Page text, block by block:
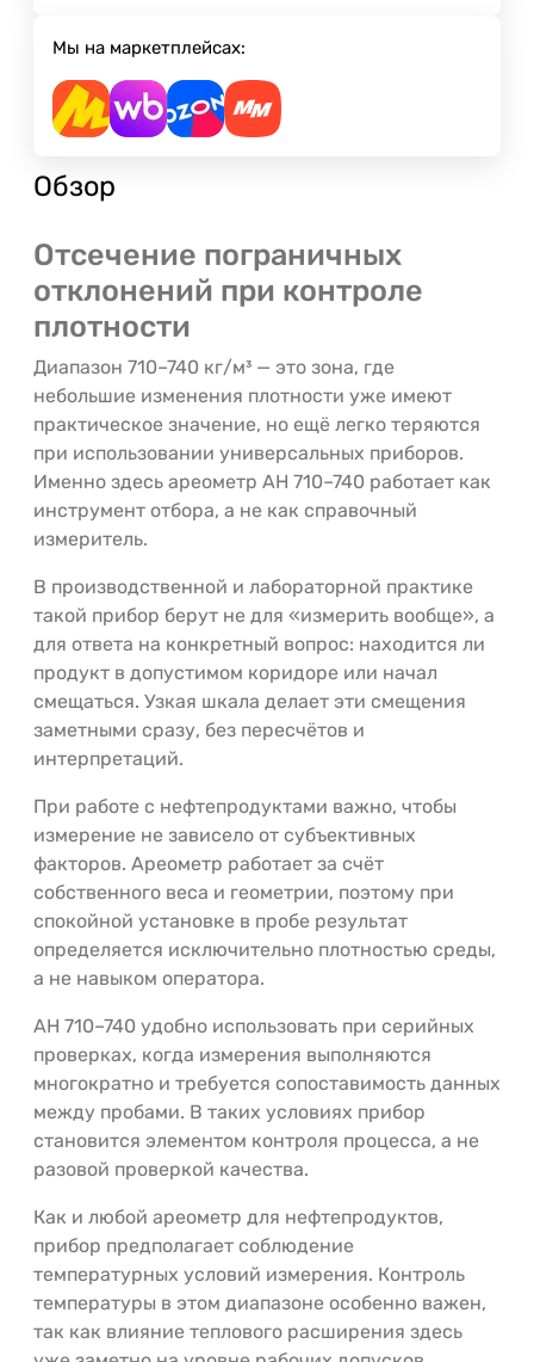
Мы на маркетплейсах:
Обзор
Отсечение пограничных
отклонений при контроле
плотности
Диапазон 710–740 кг/м³ — это зона, где
небольшие изменения плотности уже имеют
практическое значение, но ещё легко теряются
при использовании универсальных приборов.
Именно здесь ареометр АН 710–740 работает как
инструмент отбора, а не как справочный
измеритель.
В производственной и лабораторной практике
такой прибор берут не для «измерить вообще», а
для ответа на конкретный вопрос: находится ли
продукт в допустимом коридоре или начал
смещаться. Узкая шкала делает эти смещения
заметными сразу, без пересчётов и
интерпретаций.
При работе с нефтепродуктами важно, чтобы
измерение не зависело от субъективных
факторов. Ареометр работает за счёт
собственного веса и геометрии, поэтому при
спокойной установке в пробе результат
определяется исключительно плотностью среды,
а не навыком оператора.
АН 710–740 удобно использовать при серийных
проверках, когда измерения выполняются
многократно и требуется сопоставимость данных
между пробами. В таких условиях прибор
становится элементом контроля процесса, а не
разовой проверкой качества.
Как и любой ареометр для нефтепродуктов,
прибор предполагает соблюдение
температурных условий измерения. Контроль
температуры в этом диапазоне особенно важен,
так как влияние теплового расширения здесь